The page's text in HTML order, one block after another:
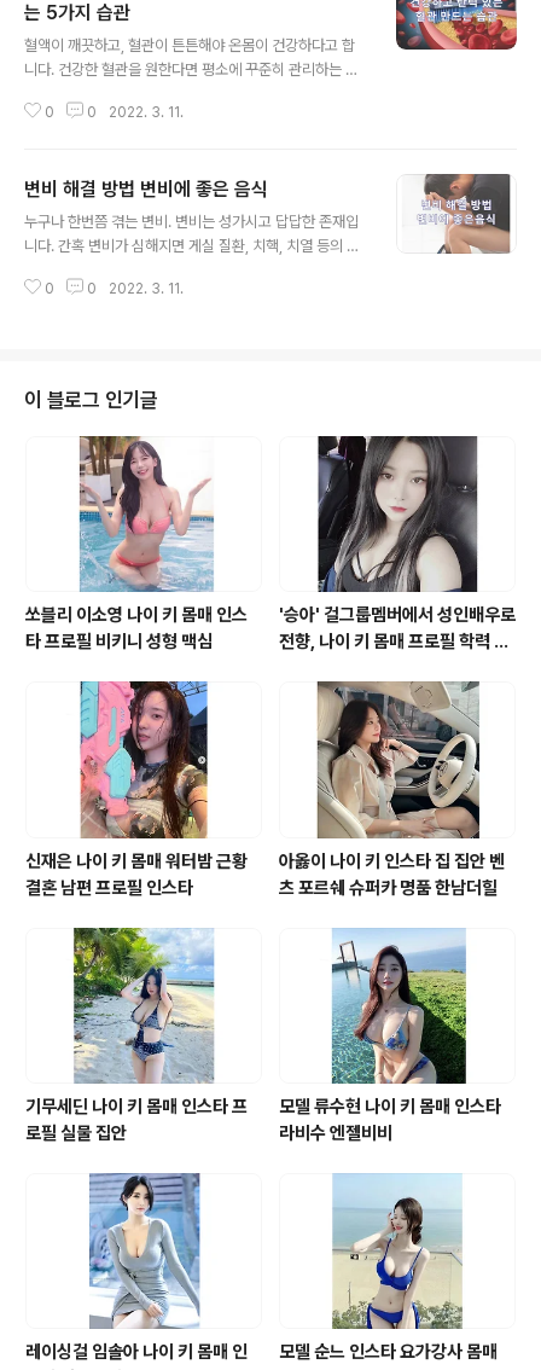
는 5가지 습관
혈액이 깨끗하고, 혈관이 튼튼해야 온몸이 건강하다고 합
니다. 건강한 혈관을 원한다면 평소에 꾸준히 관리하는 것
습관에 대해 알아보겠습니다. ● 자극적인 음식 피하기 균
류를 식단에 신경 써서 추가하는 게 좋습니다. 혈압을 높이
는 소금 섭취는 줄여야 하며 외식은 최대한 줄이는 게 좋습
니다. 외식으로 먹는 음식은 대부분 기름지고, 짜며, 자극적
연자는 비흡연자보다 심혈관계질환에 걸릴 위험이 60~7
0 0 2022. 3. 11.
변비 해결 방법 변비에 좋은 음식
누구나 한번쯤 겪는 변비. 변비는 성가시고 답답한 존재입
니다. 간혹 변비가 심해지면 게실 질환, 치핵, 치열 등의 합
결법에 대해 알아보겠습니다. ◎ 배변 후 불쾌하면 변비 먼
러나 2~3일에 1회 보더라도 잔변감 없이 쾌변한다면 변비
가 아니라고 합니다. 매일 변이 잘 나와도 배변 시간이 길거
나, 대변이 딱딱하게 굳거나, 양이 적거나, 잔변감이 느껴진
다면 변비일 수 있습니다. 변비가 지속하면 속이 더부룩하
고 아랫배가 묵직해 불편함을 주는데요. 트림이 자주 나거
나 구역질이 나기도 합니다. ..
0 0 2022. 3. 11.
이 블로그 인기글
쏘블리 이소영 나이 키 몸매 인스
타 프로필 비키니 성형 맥심
'승아' 걸그룹멤버에서 성인배우로
전향, 나이 키 몸매 프로필 학력 바
신재은 나이 키 몸매 워터밤 근황
결혼 남편 프로필 인스타
아옳이 나이 키 인스타 집 집안 벤
츠 포르쉐 슈퍼카 명품 한남더힐
기무세딘 나이 키 몸매 인스타 프
로필 실물 집안
모델 류수현 나이 키 몸매 인스타
라비수 엔젤비비
레이싱걸 임솔아 나이 키 몸매 인
모델 순느 인스타 요가강사 몸매